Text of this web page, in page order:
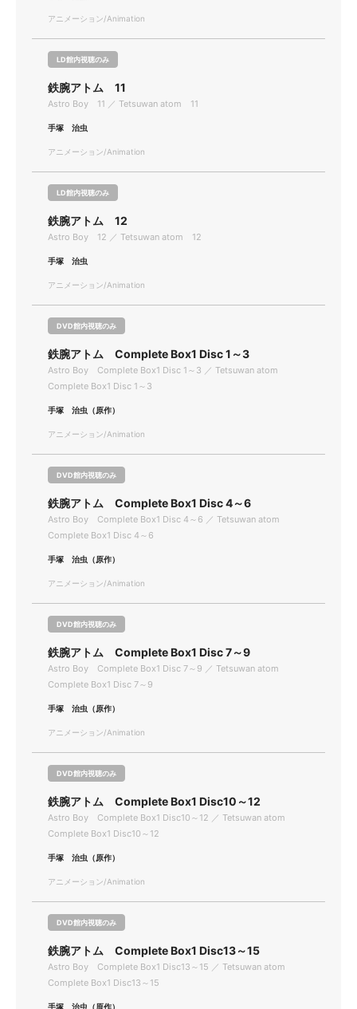
アニメーション/Animation
LD館内視聴のみ
鉄腕アトム 11
Astro Boy 11 ／ Tetsuwan atom 11
手塚 治虫
アニメーション/Animation
LD館内視聴のみ
鉄腕アトム 12
Astro Boy 12 ／ Tetsuwan atom 12
手塚 治虫
アニメーション/Animation
DVD館内視聴のみ
鉄腕アトム Complete Box1 Disc 1～3
Astro Boy Complete Box1 Disc 1～3 ／ Tetsuwan atom
Complete Box1 Disc 1～3
手塚 治虫（原作）
アニメーション/Animation
DVD館内視聴のみ
鉄腕アトム Complete Box1 Disc 4～6
Astro Boy Complete Box1 Disc 4～6 ／ Tetsuwan atom
Complete Box1 Disc 4～6
手塚 治虫（原作）
アニメーション/Animation
DVD館内視聴のみ
鉄腕アトム Complete Box1 Disc 7～9
Astro Boy Complete Box1 Disc 7～9 ／ Tetsuwan atom
Complete Box1 Disc 7～9
手塚 治虫（原作）
アニメーション/Animation
DVD館内視聴のみ
鉄腕アトム Complete Box1 Disc10～12
Astro Boy Complete Box1 Disc10～12 ／ Tetsuwan atom
Complete Box1 Disc10～12
手塚 治虫（原作）
アニメーション/Animation
DVD館内視聴のみ
鉄腕アトム Complete Box1 Disc13～15
Astro Boy Complete Box1 Disc13～15 ／ Tetsuwan atom
Complete Box1 Disc13～15
手塚 治虫（原作）